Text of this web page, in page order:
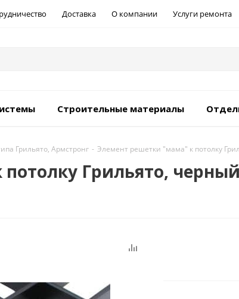
Доставка О компании Услуги ремонта
Строительные материалы
Грильято, Армстронг - Элемент решетки "мама" к потолку
Грильято,